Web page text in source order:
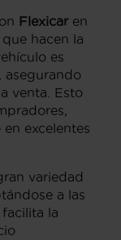
Flexicaren
hacen la
es
asegurando
venta. Esto
excelentes
variedad
a las
la